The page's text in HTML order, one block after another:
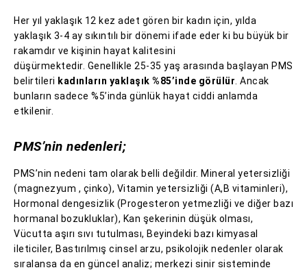
Her yıl yaklaşık 12 kez adet gören bir kadın için, yılda
yaklaşık 3-4 ay sıkıntılı bir dönemi ifade eder ki bu büyük bir
rakamdır ve kişinin hayat kalitesini
düşürmektedir. Genellikle 25-35 yaş arasında başlayan PMS
belirtileri kadınların yaklaşık %85’inde görülür . Ancak
bunların sadece %5’inda günlük hayat ciddi anlamda
etkilenir.
PMS’nin nedenleri;
PMS’nin nedeni tam olarak belli değildir. Mineral yetersizliği
(magnezyum , çinko), Vitamin yetersizliği (A,B vitaminleri),
Hormonal dengesizlik (Progesteron yetmezliği ve diğer bazı
hormanal bozukluklar), Kan şekerinin düşük olması,
Vücutta aşırı sıvı tutulması, Beyindeki bazı kimyasal
ileticiler, Bastırılmış cinsel arzu, psikolojik nedenler olarak
sıralansa da en güncel analiz; merkezi sinir sisteminde